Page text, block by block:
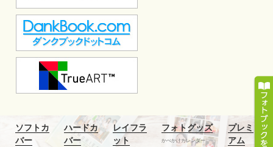
ソフトカ
バー
ハードカ
バー
レイフラ
ット
フォトグッズ
かべかけカレンダー
プレミ
アム